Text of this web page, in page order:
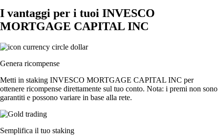
I vantaggi per i tuoi INVESCO
MORTGAGE CAPITAL INC
Genera ricompense
Metti in staking INVESCO MORTGAGE CAPITAL INC per
ottenere ricompense direttamente sul tuo conto. Nota: i premi non sono
garantiti e possono variare in base alla rete.
Semplifica il tuo staking